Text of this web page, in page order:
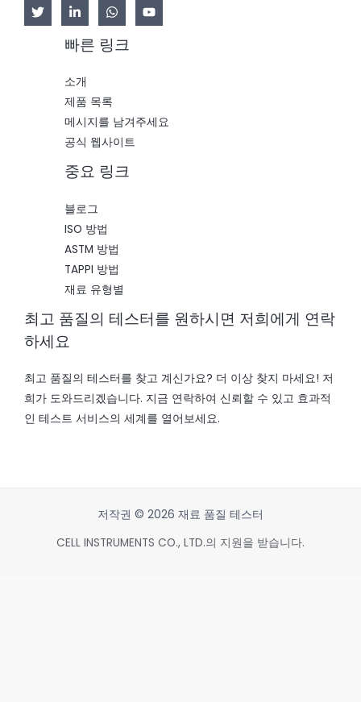
빠른 링크
소개
제품 목록
메시지를 남겨주세요
공식 웹사이트
중요 링크
블로그
ISO 방법
ASTM 방법
TAPPI 방법
재료 유형별
최고 품질의 테스터를 원하시면 저희에게 연락
하세요
최고 품질의 테스터를 찾고 계신가요? 더 이상 찾지 마세요! 저
희가 도와드리겠습니다. 지금 연락하여 신뢰할 수 있고 효과적
인 테스트 서비스의 세계를 열어보세요.
저작권 © 2026 재료 품질 테스터
CELL INSTRUMENTS CO., LTD.의 지원을 받습니다.